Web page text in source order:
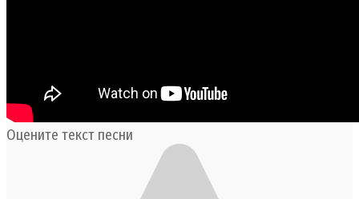
Оцените текст песни